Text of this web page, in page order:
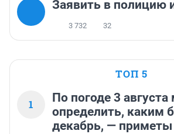
Заявить в полицию
3 732 32
ТОП 5
1
По погоде 3
определить, каким
декабрь, — приметы